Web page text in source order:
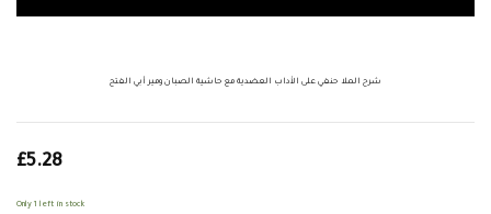
شرح الملا حنفي على الأداب العضدية مع حاشية الصبان ومير أبي الفتح
£5.28
Only 1 left in stock